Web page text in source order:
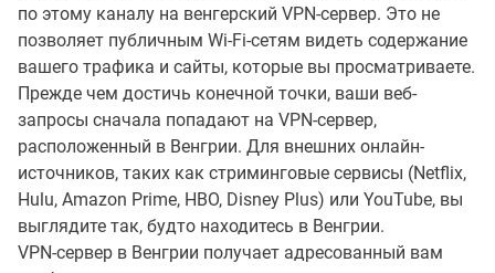
по этому каналу на венгерский VPN-сервер. Это не
позволяет публичным Wi-Fi-сетям видеть содержание
вашего трафика и сайты, которые вы просматриваете.
Прежде чем достичь конечной точки, ваши веб-
запросы сначала попадают на VPN-сервер,
расположенный в Венгрии. Для внешних онлайн-
источников, таких как стриминговые сервисы (Netflix,
Hulu, Amazon Prime, HBO, Disney Plus) или YouTube, вы
выглядите так, будто находитесь в Венгрии.
VPN-сервер в Венгрии получает адресованный вам